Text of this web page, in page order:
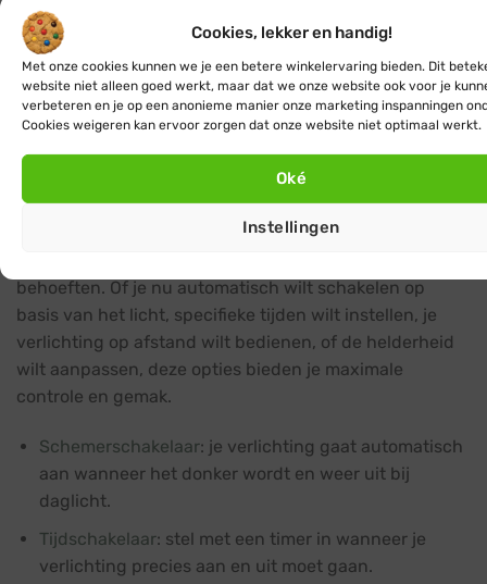
Cookies, lekker en handig!
Met onze cookies kunnen we je een betere winkelervaring bieden. Dit
website niet alleen goed werkt, maar dat we onze website ook voor je
verbeteren en je op een anonieme manier onze marketing inspanningen
Cookies weigeren kan ervoor zorgen dat onze website niet optimaal werkt.
Oké
Instellingen
bereiken.
Hang de lichtsnoeren op.
Steek de startkabel in het stopcontact.
Klaar! Geniet van een sfeervol verlichte
Bediening
Met de juiste accessoires kun je de bediening van je
behoeften. Of je nu automatisch wilt schakelen op
basis van het licht, specifieke tijden wilt instellen, je
verlichting op afstand wilt bedienen, of de helderheid
wilt aanpassen, deze opties bieden je maximale
controle en gemak.
Schemerschakelaar: je verlichting gaat automatisch
aan wanneer het donker wordt en weer uit bij
daglicht.
Tijdschakelaar: stel met een timer in wanneer je
verlichting precies aan en uit moet gaan.